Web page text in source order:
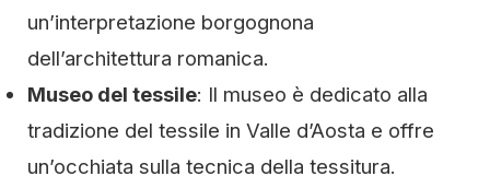
un’interpretazione borgognona
dell’architettura romanica.
Museo del tessile: Il museo è dedicato alla
tradizione del tessile in Valle d’Aosta e offre
un’occhiata sulla tecnica della tessitura.